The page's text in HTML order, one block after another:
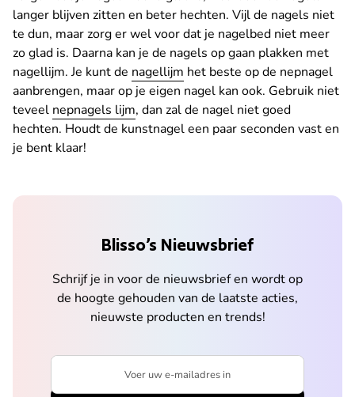
langer blijven zitten en beter hechten. Vijl de nagels niet
te dun, maar zorg er wel voor dat je nagelbed niet meer
zo glad is. Daarna kan je de nagels op gaan plakken met
nagellijm. Je kunt de nagellijm het beste op de nepnagel
aanbrengen, maar op je eigen nagel kan ook. Gebruik niet
teveel nepnagels lijm, dan zal de nagel niet goed
hechten. Houdt de kunstnagel een paar seconden vast en
je bent klaar!
Blisso’s Nieuwsbrief
Schrijf je in voor de nieuwsbrief en wordt op
de hoogte gehouden van de laatste acties,
nieuwste producten en trends!
Voer uw e-mailadres in